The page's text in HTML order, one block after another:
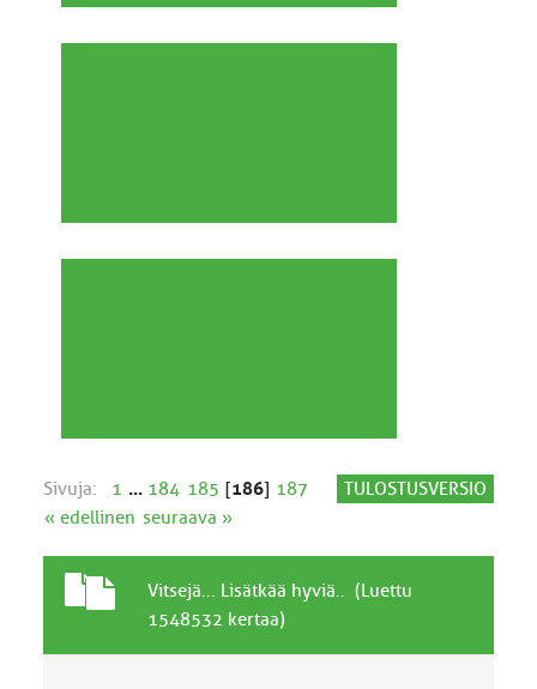
TULOSTUSVERSIO
Sivuja: 1 ... 184 185 [186] 187
« edellinen seuraava »
a
a
A
i
Vitsejä... Lisätkää hyviä.. (Luettu
1548532 kertaa)